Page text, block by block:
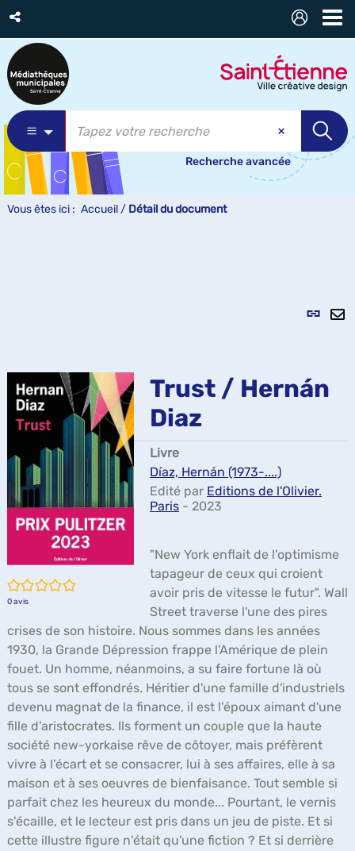
Recherche avancée
Vous êtes ici : Accueil / Détail du document
Lien
/5
0avis
Trust / Hernán
Diaz
Livre
Díaz, Hernán (1973-....)
Edité par Editions de l'Olivier.
Paris - 2023
"New York enflait de l'optimisme
tapageur de ceux qui croient
avoir pris de vitesse le futur". Wall
Street traverse l'une des pires
crises de son histoire. Nous sommes dans les années
1930, la Grande Dépression frappe l'Amérique de plein
fouet. Un homme, néanmoins, a su faire fortune là où
tous se sont effondrés. Héritier d'une famille d'industriels
devenu magnat de la finance, il est l'époux aimant d'une
fille d'aristocrates. Ils forment un couple que la haute
société new-yorkaise rêve de côtoyer, mais préfèrent
vivre à l'écart et se consacrer, lui à ses affaires, elle à sa
maison et à ses oeuvres de bienfaisance. Tout semble si
parfait chez les heureux du monde... Pourtant, le vernis
s'écaille, et le lecteur est pris dans un jeu de piste. Et si
cette illustre figure n'était qu'une fiction ? Et si derrière